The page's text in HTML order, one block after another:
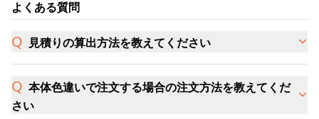
よくある質問
見積りの算出方法を教えてください
本体色違いで注文する場合の注文方法を教えてくだ
さい